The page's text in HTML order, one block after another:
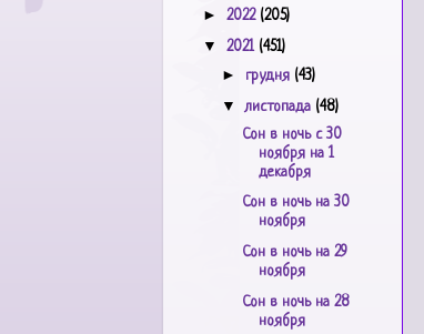
► 2022 (205)
▼ 2021 (451)
► грудня (43)
▼листопада (48)
Сон в ночь с 30
ноября на 1
декабря
Сон в ночь на 30
ноября
Сон в ночь на 29
ноября
Сон в ночь на 28
ноября